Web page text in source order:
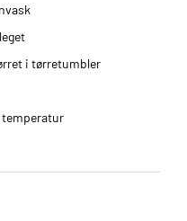
i tørretumbler
temperatur